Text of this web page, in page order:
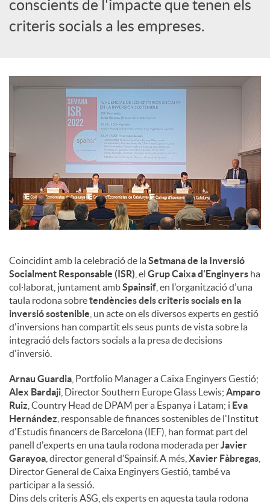
conscients de l'impacte que tenen els
criteris socials a les empreses.
Coincidint amb la celebració de laSetmana de la Inversió
Socialment Responsable (ISR) , el Grup Caixa d'Enginyers ha
col·laborat, juntament ambSpainsif , en l'organització d'una
taula rodona sobretendències dels criteris socials en la
inversió sostenible , un acte on els diversos experts en gestió
d'inversions han compartit els seus punts de vista sobre la
integració dels factors socials a la presa de decisions
d'inversió.
Arnau Guardia , Portfolio Manager a Caixa Enginyers Gestió;
Alex Bardaji , Director Southern Europe Glass Lewis; Amparo
Ruiz , Country Head de DPAM per a Espanya i Latam; i Eva
Hernández , responsable de finances sostenibles de l'Institut
d'Estudis financers de Barcelona (IEF), han format part del
panell d'experts en una taula rodona moderada perJavier
Garayoa , director general d’Spainsif. A més, Xavier Fàbregas
Director General de Caixa Enginyers Gestió, també va
participar a la sessió.
Dins dels criteris ASG, els experts en aquesta taula rodona